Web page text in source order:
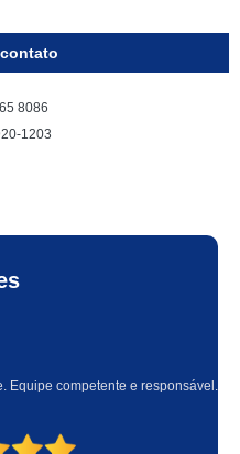
8086
1203
Equipe competente e responsável.